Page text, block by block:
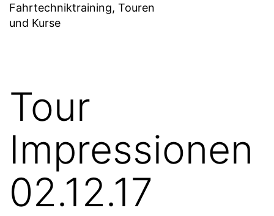
Fahrtechniktraining, Touren
und Kurse
Tour
Impressionen
02.12.17